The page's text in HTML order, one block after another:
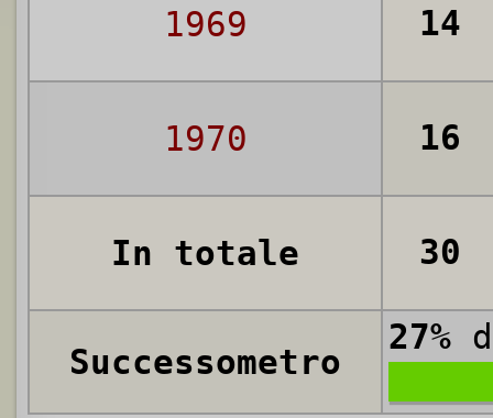
1969 14
1970 16
In totale 30
Successometro
27%